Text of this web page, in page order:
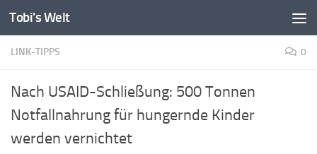
Zum Inhalt springen
Tobi's Welt
LINK-TIPPS 0
Nach USAID-Schließung: 500 Tonnen
Notfallnahrung für hungernde Kinder
werden vernichtet